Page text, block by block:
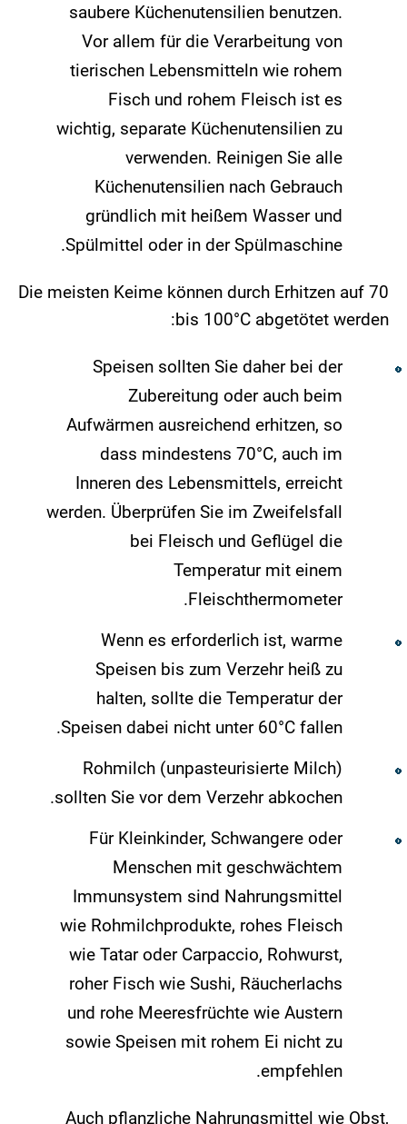
saubere Küchenutensilien benutzen.
Vor allem für die Verarbeitung von
tierischen Lebensmitteln wie rohem
Fisch und rohem Fleisch ist es
wichtig, separate Küchenutensilien zu
verwenden. Reinigen Sie alle
Küchenutensilien nach Gebrauch
gründlich mit heißem Wasser und
Spülmittel oder in der Spülmaschine.
Die meisten Keime können durch Erhitzen auf 70
bis 100°C abgetötet werden:
Speisen sollten Sie daher bei der
Zubereitung oder auch beim
Aufwärmen ausreichend erhitzen, so
dass mindestens 70°C, auch im
Inneren des Lebensmittels, erreicht
werden. Überprüfen Sie im Zweifelsfall
bei Fleisch und Geflügel die
Temperatur mit einem
Fleischthermometer.
Wenn es erforderlich ist, warme
Speisen bis zum Verzehr heiß zu
halten, sollte die Temperatur der
Speisen dabei nicht unter 60°C fallen.
Rohmilch (unpasteurisierte Milch)
sollten Sie vor dem Verzehr abkochen.
Für Kleinkinder, Schwangere oder
Menschen mit geschwächtem
Immunsystem sind Nahrungsmittel
wie Rohmilchprodukte, rohes Fleisch
wie Tatar oder Carpaccio, Rohwurst,
roher Fisch wie Sushi, Räucherlachs
und rohe Meeresfrüchte wie Austern
sowie Speisen mit rohem Ei nicht zu
empfehlen.
Auch pflanzliche Nahrungsmittel wie Obst,